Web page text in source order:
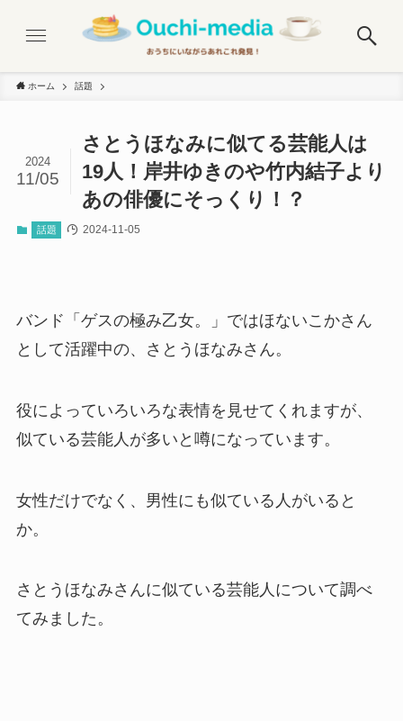
ホーム 話題
さとうほなみに似てる芸能人は
19人！岸井ゆきのや竹内結子より
あの俳優にそっくり！？
2024
11/05
話題 2024-11-05
バンド「ゲスの極み乙女。」ではほないこかさん
として活躍中の、さとうほなみさん。
役によっていろいろな表情を見せてくれますが、
似ている芸能人が多いと噂になっています。
女性だけでなく、男性にも似ている人がいると
か。
さとうほなみさんに似ている芸能人について調べ
てみました。